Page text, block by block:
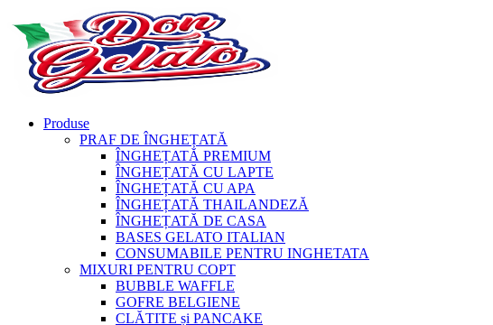
Produse
PRAF DE ÎNGHEȚATĂ
ÎNGHEȚATĂ PREMIUM
ÎNGHEȚATĂ CU LAPTE
ÎNGHEȚATĂ CU APA
ÎNGHEȚATĂ THAILANDEZĂ
ÎNGHEȚATĂ DE CASA
BASES GELATO ITALIAN
CONSUMABILE PENTRU INGHETATA
MIXURI PENTRU COPT
BUBBLE WAFFLE
GOFRE BELGIENE
CLĂTITE și PANCAKE